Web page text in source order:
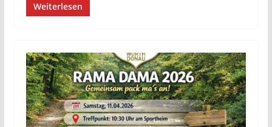
Weiterlesen